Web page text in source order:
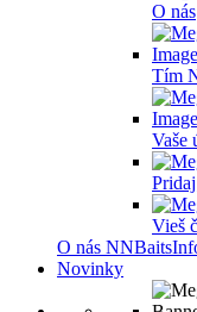
O nás
Tím
Vaše
Vieš
O nás NNBaits
Novinky